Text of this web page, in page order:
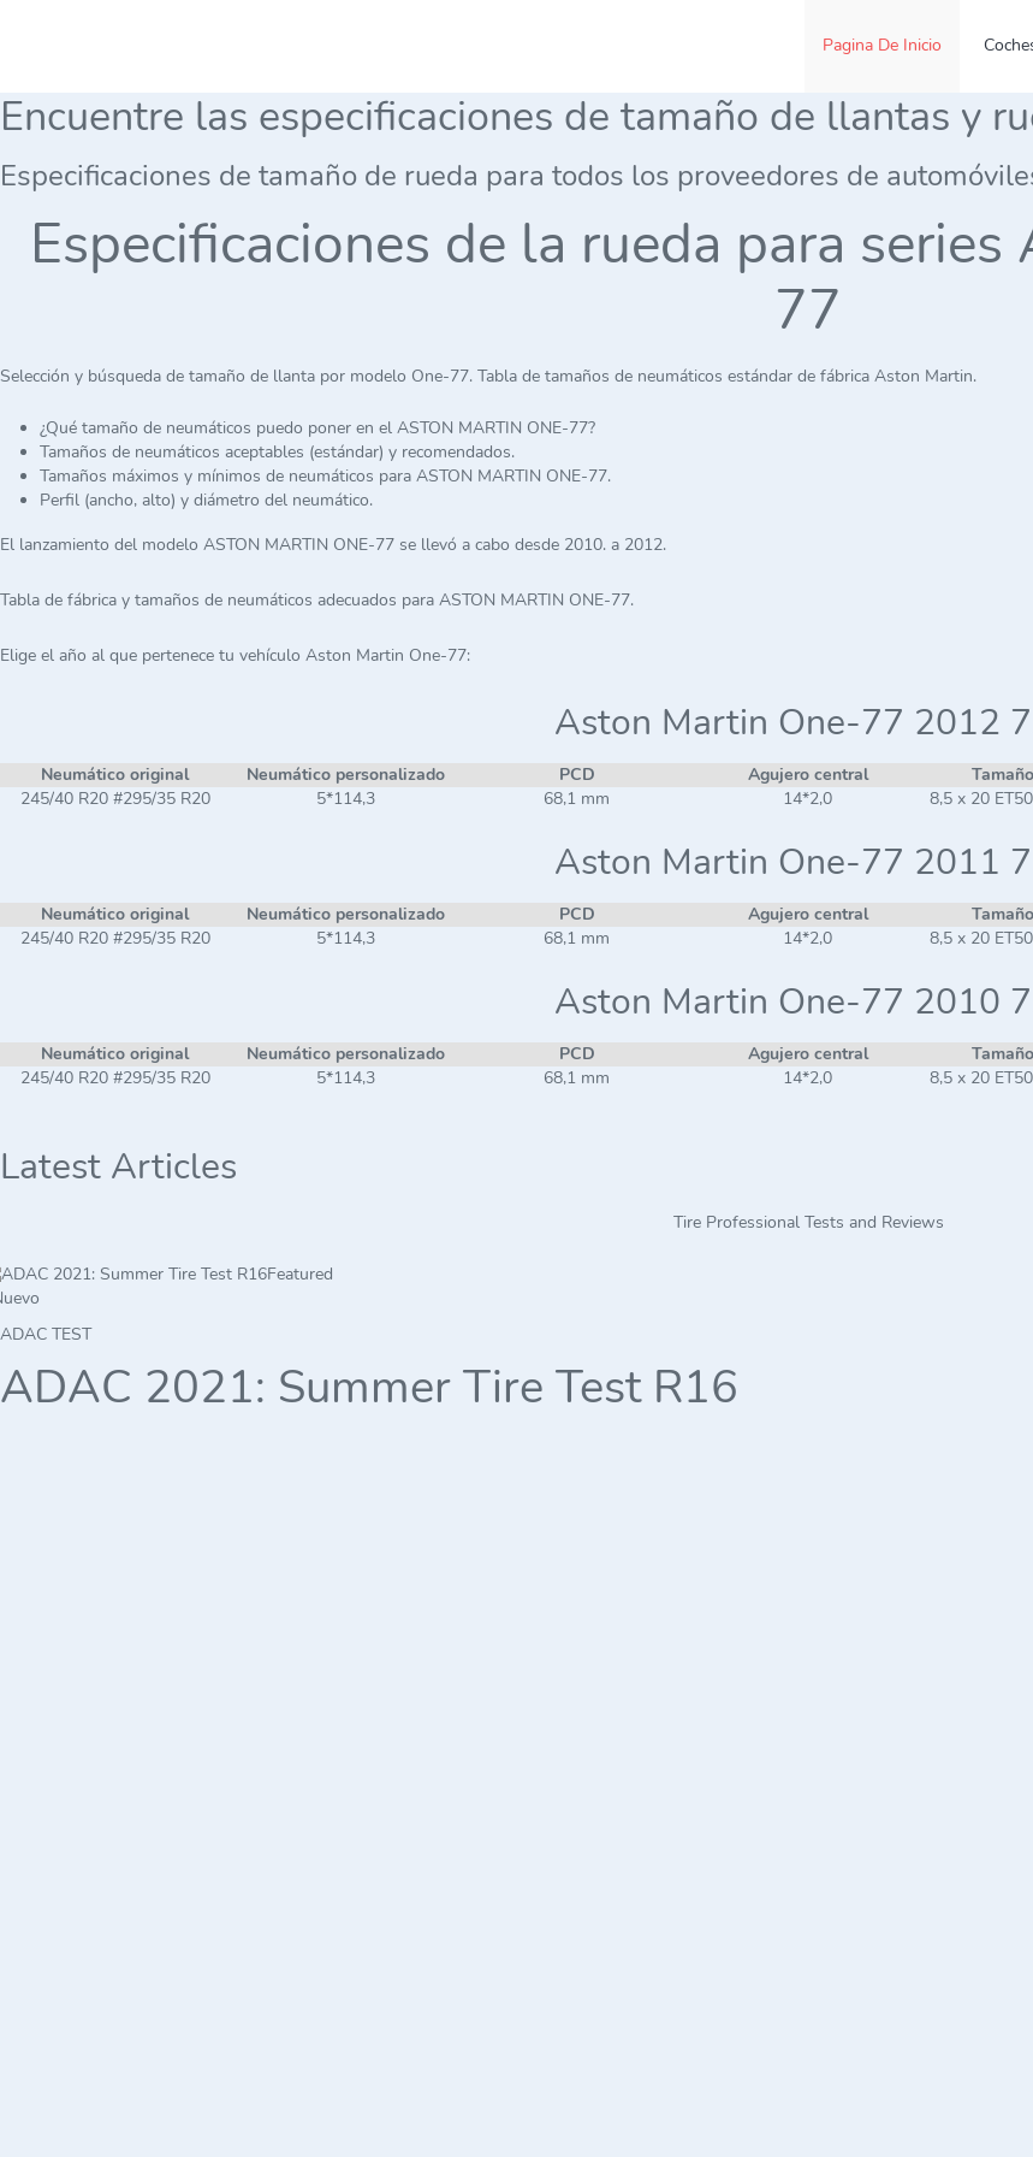
Pagina De Inicio
Encuentre las especificaciones de tamaño de llantas y
Especificaciones de tamaño de rueda para todos los proveedores de
Especificaciones de la rueda para
77
Selección y búsqueda de tamaño de llanta por modelo One-77. Tabla de tamaños de neumáticos estándar de fábrica Aston Martin.
¿Qué tamaño de neumáticos puedo poner en el ASTON MARTIN ONE-77?
Tamaños de neumáticos aceptables (estándar) y recomendados.
Tamaños máximos y mínimos de neumáticos para ASTON MARTIN ONE-77.
Perfil (ancho, alto) y diámetro del neumático.
El lanzamiento del modelo ASTON MARTIN ONE-77 se llevó a cabo desde 2010. a 2012.
Tabla de fábrica y tamaños de neumáticos adecuados para ASTON MARTIN ONE-77.
Elige el año al que pertenece tu vehículo Aston Martin One-77:
Aston Martin One-77 2012
Neumático original Neumático personalizado PCD Agujero central
245/40 R20 #295/35 R20
5*114,3 68,1 mm 14*2,0 8,5 x 20
Aston Martin One-77 2011
Neumático original Neumático personalizado PCD Agujero central
245/40 R20 #295/35 R20
5*114,3 68,1 mm 14*2,0 8,5 x 20
Aston Martin One-77 2010
Neumático original Neumático personalizado PCD Agujero central
245/40 R20 #295/35 R20
5*114,3 68,1 mm 14*2,0 8,5 x 20
Latest Articles
Tire Professional Tests and Reviews
Featured
ADAC TEST
ADAC 2021: Summer Tire Test R16